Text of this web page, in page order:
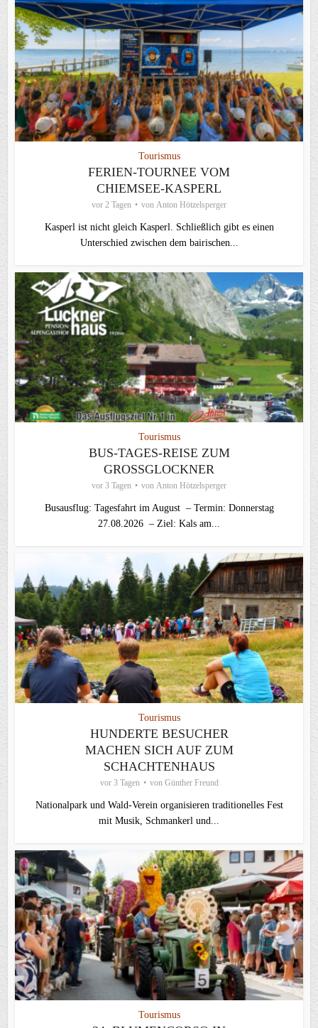
Tourismus
FERIEN-TOURNEE VOM
CHIEMSEE-KASPERL
vor 2 Tagen von Anton Hötzelsperger
Kasperl ist nicht gleich Kasperl. Schließlich gibt es einen
Unterschied zwischen dem bairischen...
Tourismus
BUS-TAGES-REISE ZUM
GROSSGLOCKNER
vor 3 Tagen von Anton Hötzelsperger
Busausflug: Tagesfahrt im August – Termin: Donnerstag
27.08.2026 – Ziel: Kals am...
Tourismus
HUNDERTE BESUCHER
MACHEN SICH AUF ZUM
SCHACHTENHAUS
vor 3 Tagen von Günther Freund
Nationalpark und Wald-Verein organisieren traditionelles Fest
mit Musik, Schmankerl und...
Tourismus